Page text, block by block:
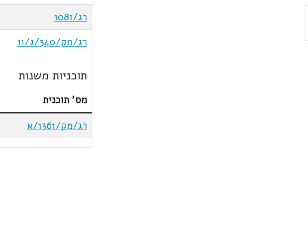
רג/1081
רג/מק/340/ג/11
תוכניות משנות
מס' תוכנית
רג/מק/1361/א